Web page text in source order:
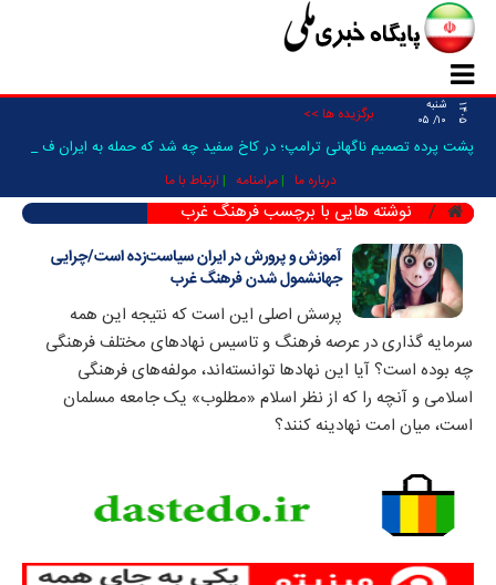
۱۴۰۵
شنبه
۱۰/ ۰۵
برگزیده ها >>
پشت پرده تصمیم ناگهانی ترامپ؛ در کاخ سفید چه شد که حمله به ایران فعلا_
درباره ما مرامنامه ارتباط با ما
نوشته هایی با برچسب فرهنگ غرب
آموزش و پرورش در ایران سیاست‌زده است/چرایی
جهانشمول شدن فرهنگ غرب
پرسش اصلی این است که نتیجه این همه
سرمایه گذاری در عرصه فرهنگ و تاسیس نهادهای مختلف فرهنگی
چه بوده است؟ آیا این نهادها توانسته‌اند، مولفه‌های فرهنگی
اسلامی و آنچه را که از نظر اسلام «مطلوب» یک جامعه مسلمان
است، میان امت نهادینه کنند؟